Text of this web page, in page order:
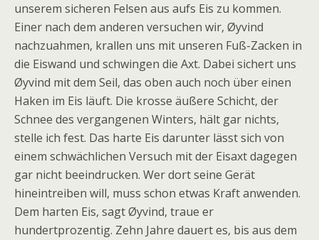
unserem sicheren Felsen aus aufs Eis zu kommen.
Einer nach dem anderen versuchen wir, Øyvind
nachzuahmen, krallen uns mit unseren Fuß-Zacken in
die Eiswand und schwingen die Axt. Dabei sichert uns
Øyvind mit dem Seil, das oben auch noch über einen
Haken im Eis läuft. Die krosse äußere Schicht, der
Schnee des vergangenen Winters, hält gar nichts,
stelle ich fest. Das harte Eis darunter lässt sich von
einem schwächlichen Versuch mit der Eisaxt dagegen
gar nicht beeindrucken. Wer dort seine Gerät
hineintreiben will, muss schon etwas Kraft anwenden.
Dem harten Eis, sagtØyvind, traue er
hundertprozentig. Zehn Jahre dauert es, bis aus dem